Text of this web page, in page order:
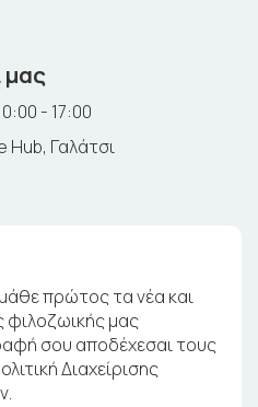
μας
- 17:00
Hub, Γαλάτσι
πρώτος τα νέα και
φιλοζωικής μας
σου αποδέχεσαι τους
Διαχείρισης